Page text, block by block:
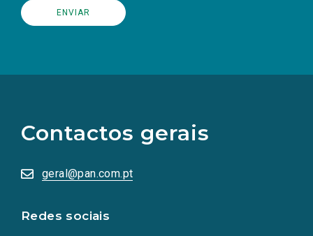
Contactos gerais
geral@pan.com.pt
Redes sociais
redes
sociais
numa
nova